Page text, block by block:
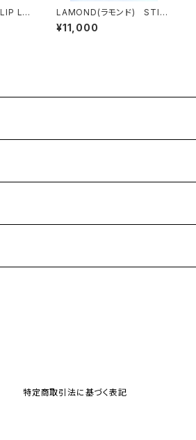
LI
LAMOND(ラモンド) STIC
H WORK COOL TEE
¥11,000
特定商取引法に基づく表記